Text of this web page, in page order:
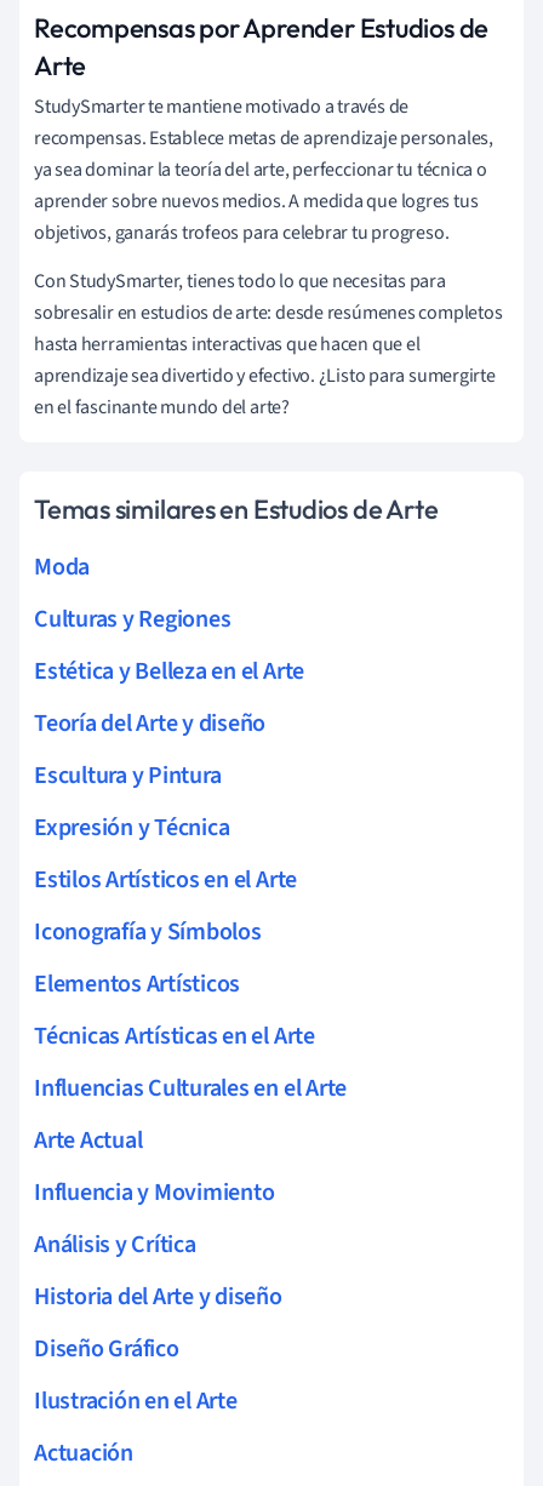
Recompensas por Aprender Estudios de
Arte
StudySmarter te mantiene motivado a través de
recompensas. Establece metas de aprendizaje personales,
ya sea dominar la teoría del arte, perfeccionar tu técnica o
aprender sobre nuevos medios. A medida que logres tus
objetivos, ganarás trofeos para celebrar tu progreso.
Con StudySmarter, tienes todo lo que necesitas para
sobresalir en estudios de arte: desde resúmenes completos
hasta herramientas interactivas que hacen que el
aprendizaje sea divertido y efectivo. ¿Listo para sumergirte
en el fascinante mundo del arte?
Temas similares en Estudios de Arte
Moda
Culturas y Regiones
Estética y Belleza en el Arte
Teoría del Arte y diseño
Escultura y Pintura
Expresión y Técnica
Estilos Artísticos en el Arte
Iconografía y Símbolos
Elementos Artísticos
Técnicas Artísticas en el Arte
Influencias Culturales en el Arte
Arte Actual
Influencia y Movimiento
Análisis y Crítica
Historia del Arte y diseño
Diseño Gráfico
Ilustración en el Arte
Actuación